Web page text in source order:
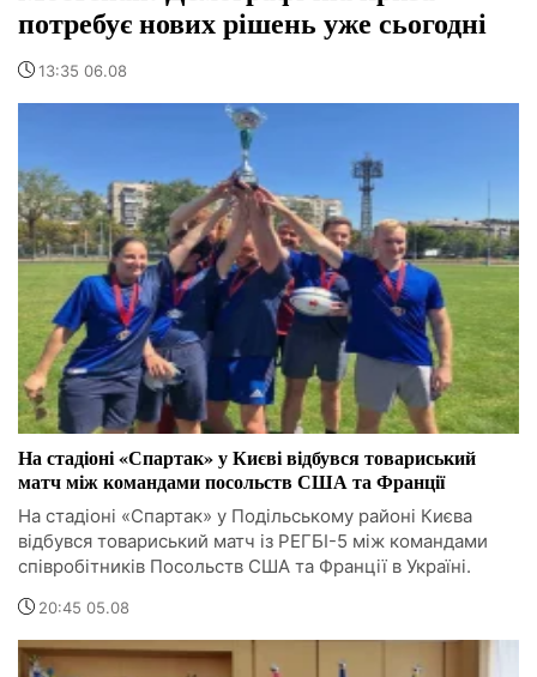
потребує нових рішень уже сьогодні
13:35 06.08
На стадіоні «Спартак» у Києві відбувся товариський
матч між командами посольств США та Франції
На стадіоні «Спартак» у Подільському районі Києва
відбувся товариський матч із РЕГБІ-5 між командами
співробітників Посольств США та Франції в Україні.
20:45 05.08